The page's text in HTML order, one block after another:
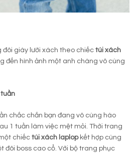
đôi giày lười xách theo chiếc túi xách
đến hình ảnh một anh chàng vô cùng
chắc chắn bạn đang vô cùng hào
1 tuần làm việc mệt mỏi. Thời trang
chiếc túi xách laplop kết hợp cùng
đôi boss cao cổ. Với bộ trang phục